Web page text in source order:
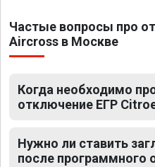
Частые вопросы про
Aircross в Москве
Когда необходимо
отключение ЕГР
Нужно ли ставить
после программного